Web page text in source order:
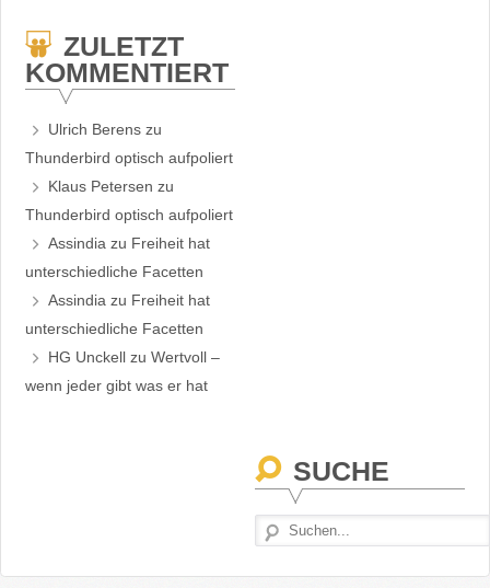
ZULETZT
KOMMENTIERT
Ulrich Berens zu
Thunderbird optisch aufpoliert
Klaus Petersen zu
Thunderbird optisch aufpoliert
Assindia zu Freiheit hat
unterschiedliche Facetten
Assindia zu Freiheit hat
unterschiedliche Facetten
HG Unckell zuWertvoll –
wenn jeder gibt was er hat
SUCHE